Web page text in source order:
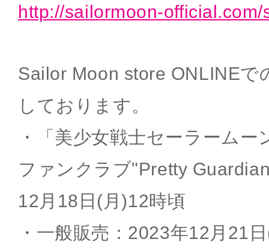
http://sailormoon-official.com/
Sailor Moon store ONLINEで
しております。
・「美少女戦士セーラーム
ファンクラブ"Pretty
12月18日(月)12時頃
・一般販売：2023年12月21